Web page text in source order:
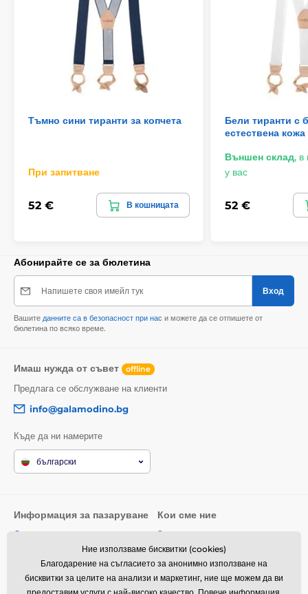
Тъмно сини тиранти за копчета
При запитване
52 € В кошницата
Бели тиранти с
естествена кожа
Външен склад, в
у вас
52 €
Абонирайте се за бюлетина
Напишете своя имейл тук Вход
Вашите данните са в безопасност при нас и можете да се отпишете от
бюлетина по всяко време.
Имаш нужда от съвет offline
Предлага се обслужване на клиенти
info@galamodino.bg
Къде да ни намерите
български
Информация за пазаруване
Общи условия
Връщане на стоки и рекламации
Кои сме ние
За нас
Контактни данни
Партньорство с Galamodino
Ние използваме бисквитки (cookies)
Благодарение на съгласието за анонимно използване на
бисквитки за целите на анализи и маркетинг, ние ще можем да ви